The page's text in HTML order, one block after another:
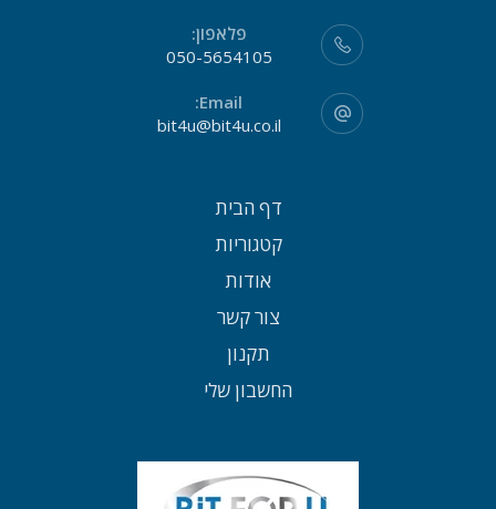
פלאפון:
050-5654105
Email:
bit4u@bit4u.co.il
דף הבית
קטגוריות
אודות
צור קשר
תקנון
החשבון שלי